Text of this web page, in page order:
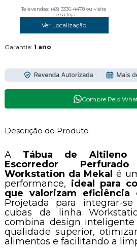
Televendas: (43) 3336-4478 ou visite
nossa loja
Ver Localização
Garantia: 1 ano
Compre Pelo
Descrição do Produto
A Tábua de Altileno
Escorredor
Workstation da Mekal é
performance, ideal para
que valorizam eficiência
Projetada para integrar-
cubas da linha
combina design
qualidade superior,
alimentos e facilitando a